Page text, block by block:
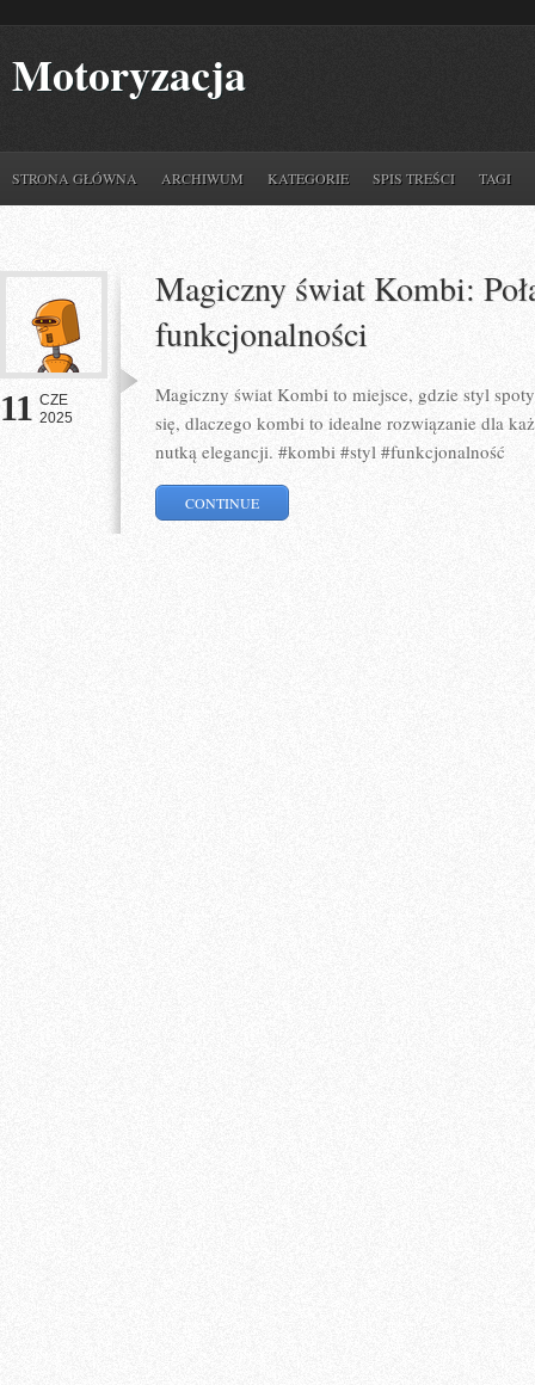
Motoryzacja
STRONA GŁÓWNA ARCHIWUM KATEGORIE SPIS TREŚCI TAGI
11 CZE
2025
Magiczny świat Kombi:
funkcjonalności
Magiczny świat Kombi to miejsce, gdzie styl
się, dlaczego kombi to idealne rozwiązanie dla
nutką elegancji. #kombi #styl #funkcjonalność
CONTINUE